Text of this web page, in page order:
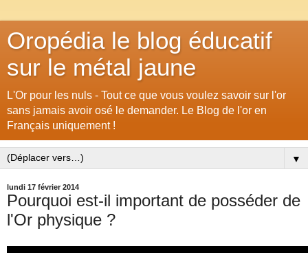
Oropédia le blog éducatif
sur le métal jaune
L'Or pour les nuls - Tout ce que vous voulez savoir sur l'or
sans jamais avoir osé le demander. Le Blog de l'or en
Français uniquement !
▼
lundi 17 février 2014
Pourquoi est-il important de posséder de
l'Or physique ?